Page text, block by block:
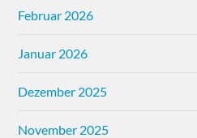
Februar 2026
Januar 2026
Dezember 2025
November 2025